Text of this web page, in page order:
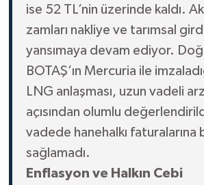
ise 52 TL’nin üzerinde kaldı.
zamları nakliye ve tarımsal
yansımaya devam ediyor.
BOTAŞ’ın Mercuria ile
LNG anlaşması, uzun vadeli
açısından olumlu
vadede hanehalkı faturalarına
sağlamadı.
Enflasyon ve Halkın Cebi